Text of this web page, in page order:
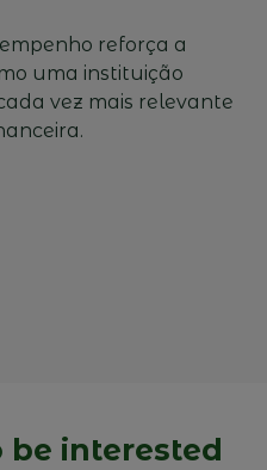
reforça a
uma instituição
vez mais relevante
interested